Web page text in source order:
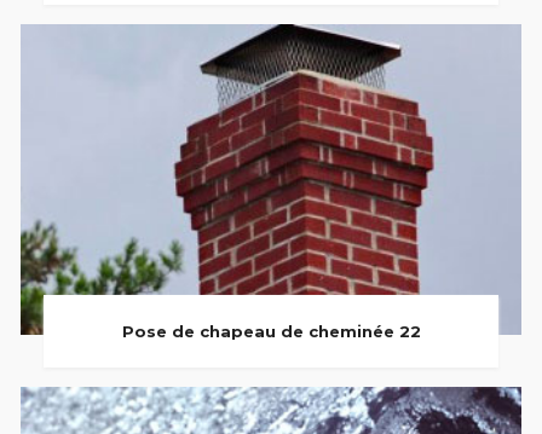
Pose de chapeau de cheminée 22